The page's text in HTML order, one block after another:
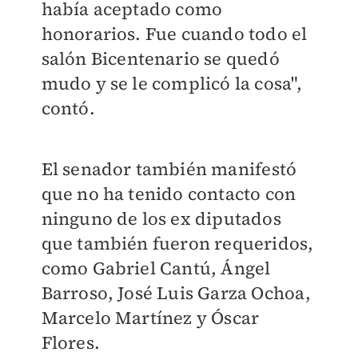
había aceptado como
honorarios. Fue cuando todo el
salón Bicentenario se quedó
mudo y se le complicó la cosa",
contó.
El senador también manifestó
que no ha tenido contacto con
ninguno de los ex diputados
que también fueron requeridos,
como Gabriel Cantú, Ángel
Barroso, José Luis Garza Ochoa,
Marcelo Martínez y Óscar
Flores.